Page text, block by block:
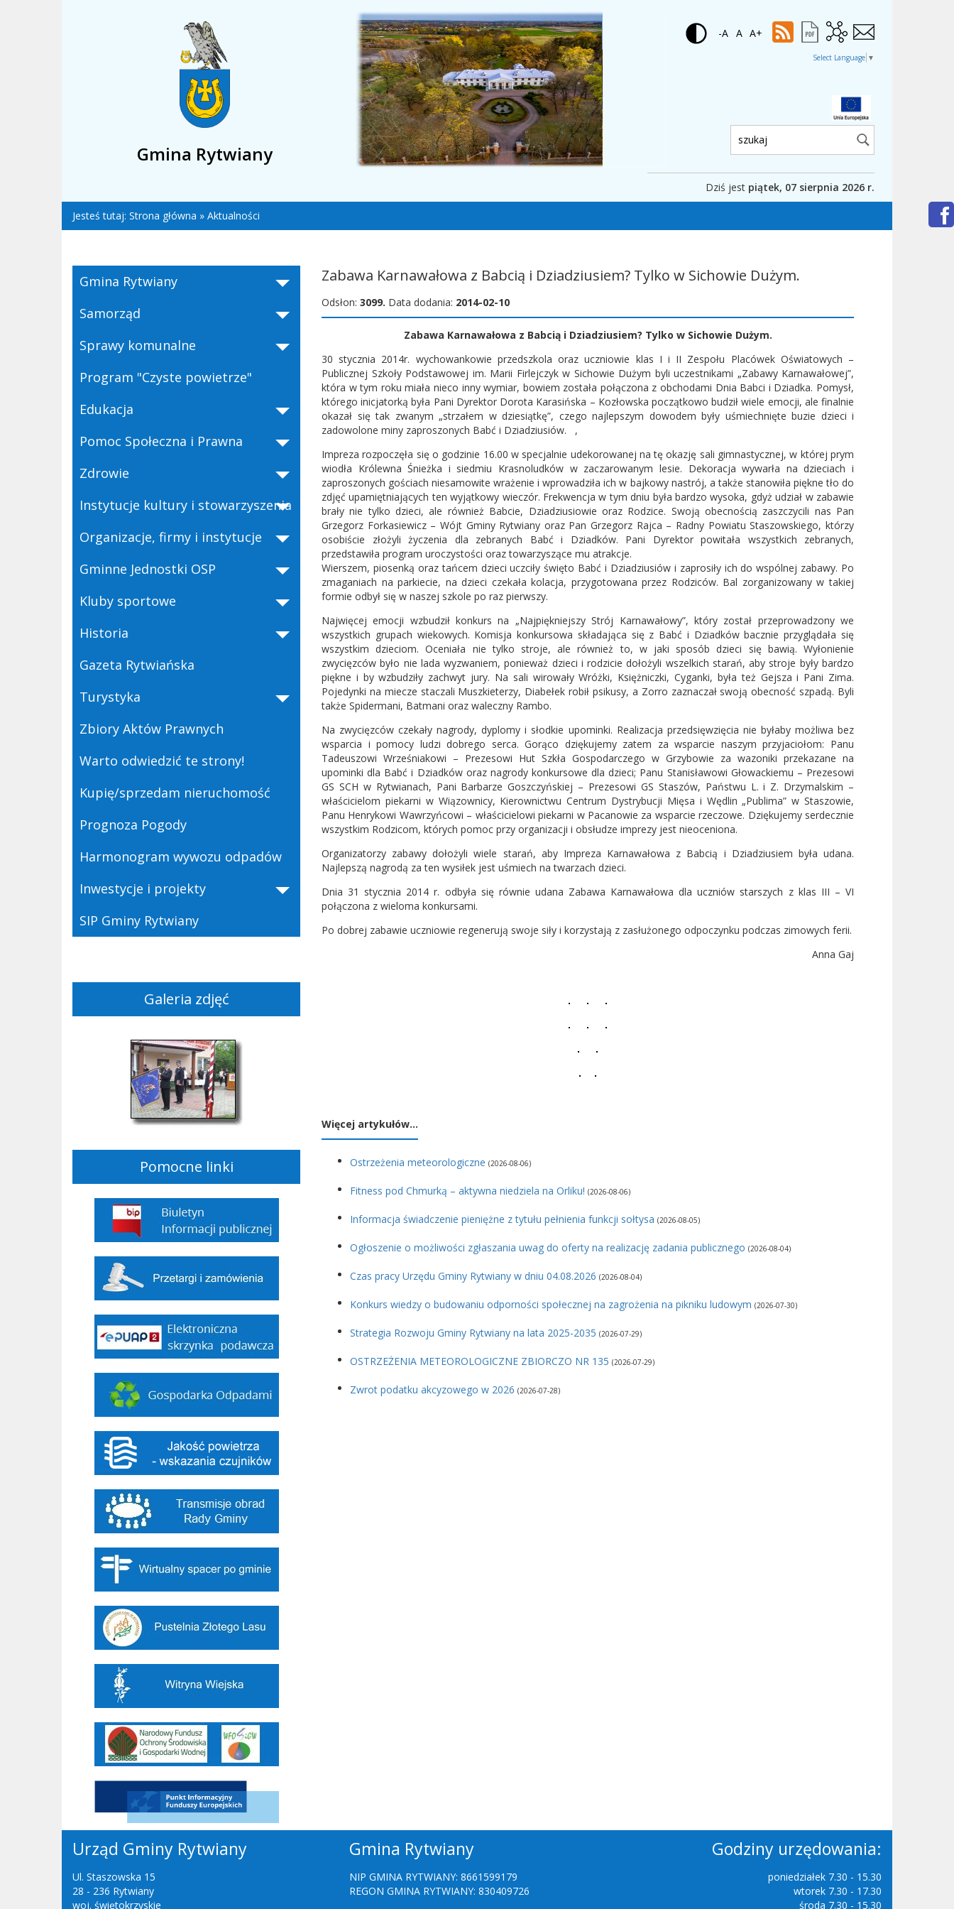
Gmina Rytwiany
-A A A+
Select Language ▼
Dziś jest piątek, 07 sierpnia 2026 r.
Jesteś tutaj: Strona główna » Aktualności
Gmina Rytwiany
Samorząd
Sprawy komunalne
Program "Czyste powietrze"
Edukacja
Pomoc Społeczna i Prawna
Zdrowie
Instytucje kultury i stowarzyszenia
Organizacje, firmy i instytucje
Gminne Jednostki OSP
Kluby sportowe
Historia
Gazeta Rytwiańska
Turystyka
Zbiory Aktów Prawnych
Warto odwiedzić te strony!
Kupię/sprzedam nieruchomość
Prognoza Pogody
Harmonogram wywozu odpadów
Inwestycje i projekty
SIP Gminy Rytwiany
Galeria zdjęć
Pomocne linki
Zabawa Karnawałowa z Babcią i Dziadziusiem? Tylko w Sichowie Dużym.
Odsłon: 3099. Data dodania: 2014-02-10
Zabawa Karnawałowa z Babcią i Dziadziusiem? Tylko w Sichowie Dużym.
30 stycznia 2014r. wychowankowie przedszkola oraz uczniowie klas I i II Zespołu Placówek Oświatowych –
Publicznej Szkoły Podstawowej im. Marii Firlejczyk w Sichowie Dużym byli uczestnikami „Zabawy Karnawałowej”,
która w tym roku miała nieco inny wymiar, bowiem została połączona z obchodami Dnia Babci i Dziadka. Pomysł,
którego inicjatorką była Pani Dyrektor Dorota Karasińska – Kozłowska początkowo budził wiele emocji, ale finalnie
okazał się tak zwanym „strzałem w dziesiątkę”, czego najlepszym dowodem były uśmiechnięte buzie dzieci i
zadowolone miny zaproszonych Babć i Dziadziusiów. ,
Impreza rozpoczęła się o godzinie 16.00 w specjalnie udekorowanej na tę okazję sali gimnastycznej, w której prym
wiodła Królewna Śnieżka i siedmiu Krasnoludków w zaczarowanym lesie. Dekoracja wywarła na dzieciach i
zaproszonych gościach niesamowite wrażenie i wprowadziła ich w bajkowy nastrój, a także stanowiła piękne tło do
zdjęć upamiętniających ten wyjątkowy wieczór. Frekwencja w tym dniu była bardzo wysoka, gdyż udział w zabawie
brały nie tylko dzieci, ale również Babcie, Dziadziusiowie oraz Rodzice. Swoją obecnością zaszczycili nas Pan
Grzegorz Forkasiewicz – Wójt Gminy Rytwiany oraz Pan Grzegorz Rajca – Radny Powiatu Staszowskiego, którzy
osobiście złożyli życzenia dla zebranych Babć i Dziadków. Pani Dyrektor powitała wszystkich zebranych,
przedstawiła program uroczystości oraz towarzyszące mu atrakcje.
Wierszem, piosenką oraz tańcem dzieci uczciły święto Babć i Dziadziusiów i zaprosiły ich do wspólnej zabawy. Po
zmaganiach na parkiecie, na dzieci czekała kolacja, przygotowana przez Rodziców. Bal zorganizowany w takiej
formie odbył się w naszej szkole po raz pierwszy.
Najwięcej emocji wzbudził konkurs na „Najpiękniejszy Strój Karnawałowy”, który został przeprowadzony we
wszystkich grupach wiekowych. Komisja konkursowa składająca się z Babć i Dziadków bacznie przyglądała się
wszystkim dzieciom. Oceniała nie tylko stroje, ale również to, w jaki sposób dzieci się bawią. Wyłonienie
zwycięzców było nie lada wyzwaniem, ponieważ dzieci i rodzicie dołożyli wszelkich starań, aby stroje były bardzo
piękne i by wzbudziły zachwyt jury. Na sali wirowały Wróżki, Księżniczki, Cyganki, była też Gejsza i Pani Zima.
Pojedynki na miecze staczali Muszkieterzy, Diabełek robił psikusy, a Zorro zaznaczał swoją obecność szpadą. Byli
także Spidermani, Batmani oraz waleczny Rambo.
Na zwycięzców czekały nagrody, dyplomy i słodkie upominki. Realizacja przedsięwzięcia nie byłaby możliwa bez
wsparcia i pomocy ludzi dobrego serca. Gorąco dziękujemy zatem za wsparcie naszym przyjaciołom: Panu
Tadeuszowi Wrześniakowi – Prezesowi Hut Szkła Gospodarczego w Grzybowie za wazoniki przekazane na
upominki dla Babć i Dziadków oraz nagrody konkursowe dla dzieci; Panu Stanisławowi Głowackiemu – Prezesowi
GS SCH w Rytwianach, Pani Barbarze Goszczyńskiej – Prezesowi GS Staszów, Państwu L. i Z. Drzymalskim –
właścicielom piekarni w Wiązownicy, Kierownictwu Centrum Dystrybucji Mięsa i Wędlin „Publima” w Staszowie,
Panu Henrykowi Wawrzyńcowi – właścicielowi piekarni w Pacanowie za wsparcie rzeczowe. Dziękujemy serdecznie
wszystkim Rodzicom, których pomoc przy organizacji i obsłudze imprezy jest nieoceniona.
Organizatorzy zabawy dołożyli wiele starań, aby Impreza Karnawałowa z Babcią i Dziadziusiem była udana.
Najlepszą nagrodą za ten wysiłek jest uśmiech na twarzach dzieci.
Dnia 31 stycznia 2014 r. odbyła się równie udana Zabawa Karnawałowa dla uczniów starszych z klas III – VI
połączona z wieloma konkursami.
Po dobrej zabawie uczniowie regenerują swoje siły i korzystają z zasłużonego odpoczynku podczas zimowych ferii.
Anna Gaj
Więcej artykułów…
Ostrzeżenia meteorologiczne (2026-08-06)
Fitness pod Chmurką – aktywna niedziela na Orliku! (2026-08-06)
Informacja świadczenie pieniężne z tytułu pełnienia funkcji sołtysa (2026-08-05)
Ogłoszenie o możliwości zgłaszania uwag do oferty na realizację zadania publicznego (2026-08-04)
Czas pracy Urzędu Gminy Rytwiany w dniu 04.08.2026 (2026-08-04)
Konkurs wiedzy o budowaniu odporności społecznej na zagrożenia na pikniku ludowym (2026-07-30)
Strategia Rozwoju Gminy Rytwiany na lata 2025-2035 (2026-07-29)
OSTRZEŻENIA METEOROLOGICZNE ZBIORCZO NR 135 (2026-07-29)
Zwrot podatku akcyzowego w 2026 (2026-07-28)
Urząd Gminy Rytwiany
Ul. Staszowska 15
28 - 236 Rytwiany
woj. świętokrzyskie
Gmina Rytwiany
NIP GMINA RYTWIANY: 8661599179
REGON GMINA RYTWIANY: 830409726
Godziny urzędowania:
poniedziałek 7.30 - 15.30
wtorek 7.30 - 17.30
środa 7.30 - 15.30